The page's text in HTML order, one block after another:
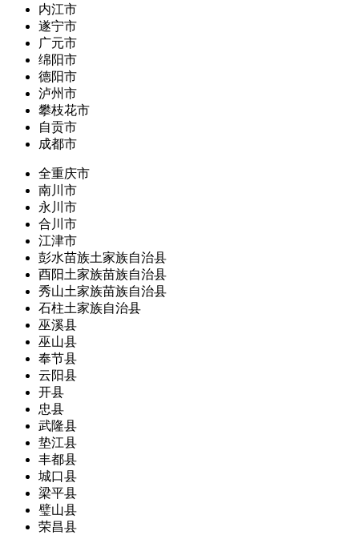
内江市
遂宁市
广元市
绵阳市
德阳市
泸州市
攀枝花市
自贡市
成都市
全重庆市
南川市
永川市
合川市
江津市
彭水苗族土家族自治县
酉阳土家族苗族自治县
秀山土家族苗族自治县
石柱土家族自治县
巫溪县
巫山县
奉节县
云阳县
开县
忠县
武隆县
垫江县
丰都县
城口县
梁平县
璧山县
荣昌县